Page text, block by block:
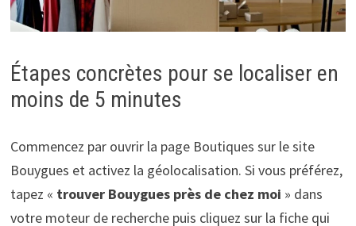
Étapes concrètes pour se localiser en
moins de 5 minutes
Commencez par ouvrir la page Boutiques sur le site
Bouygues et activez la géolocalisation. Si vous préférez,
tapez « trouver Bouygues près de chez moi » dans
votre moteur de recherche puis cliquez sur la fiche qui